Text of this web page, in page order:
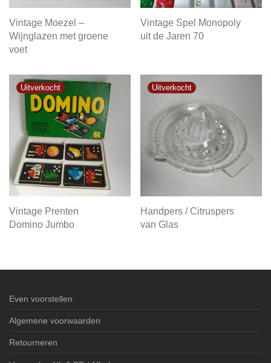
Vintage Moezel –
Wijnglazen met groene
voet
Vintage Spel Monopoly
uit de Jaren 70
Vintage Prenten
Domino Jumbo
Handpers / Citruspers
van Glas
Even voorstellen
Algemene voorwaarden
Retourneren